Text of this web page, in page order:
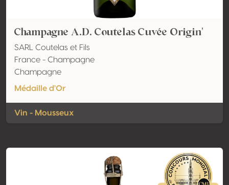
Champagne A.D. Coutelas Cuvée Origin'
SARL Coutelas et Fils
France - Champagne
Champagne
Médaille d'Or
Vin - Mousseux